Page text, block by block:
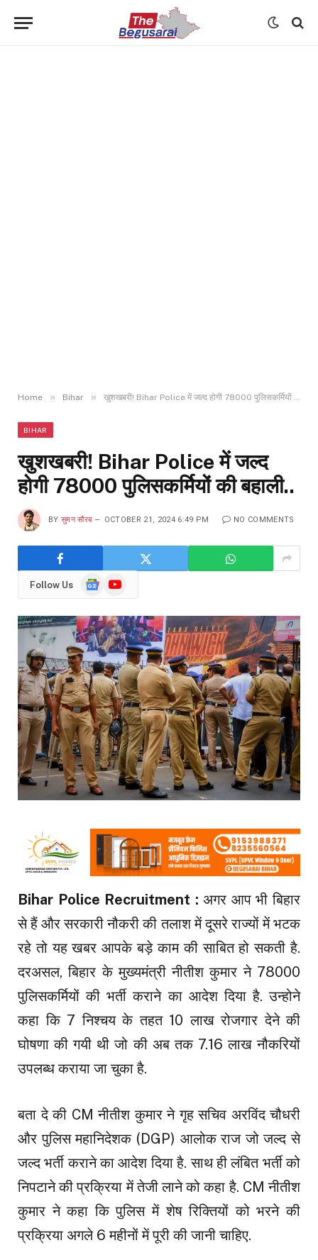
Home » Bihar » खुशखबरी! Bihar Police में जल्द होगी 78000 पुलिसकर्मियों की बहाली..
BIHAR
खुशखबरी! Bihar Police में जल्द
होगी 78000 पुलिसकर्मियों की बहाली..
BY सुमन सौरब OCTOBER 21, 2024 6:49 PM NO COMMENTS
Follow Us
GoogleYouTube
Bihar Police Recruitment :अगर आप भी बिहार
से हैं और सरकारी नौकरी की तलाश में दूसरे राज्यों में भटक
रहे तो यह खबर आपके बड़े काम की साबित हो सकती है.
दरअसल, बिहार के मुख्यमंत्री नीतीश कुमार ने 78000
पुलिसकर्मियों की भर्ती कराने का आदेश दिया है. उन्होने
कहा कि 7 निश्चय के तहत 10 लाख रोजगार देने की
घोषणा की गयी थी जो की अब तक 7.16 लाख नौकरियों
उपलब्ध कराया जा चुका है.
बता दे की CM नीतीश कुमार ने गृह सचिव अरविंद चौधरी
और पुलिस महानिदेशक (DGP) आलोक राज जो जल्द से
जल्द भर्ती कराने का आदेश दिया है. साथ ही लंबित भर्ती को
निपटाने की प्रक्रिया में तेजी लाने को कहा है. CM नीतीश
कुमार ने कहा कि पुलिस में शेष रिक्तियों को भरने की
प्रक्रिया अगले 6 महीनों में पूरी की जानी चाहिए.